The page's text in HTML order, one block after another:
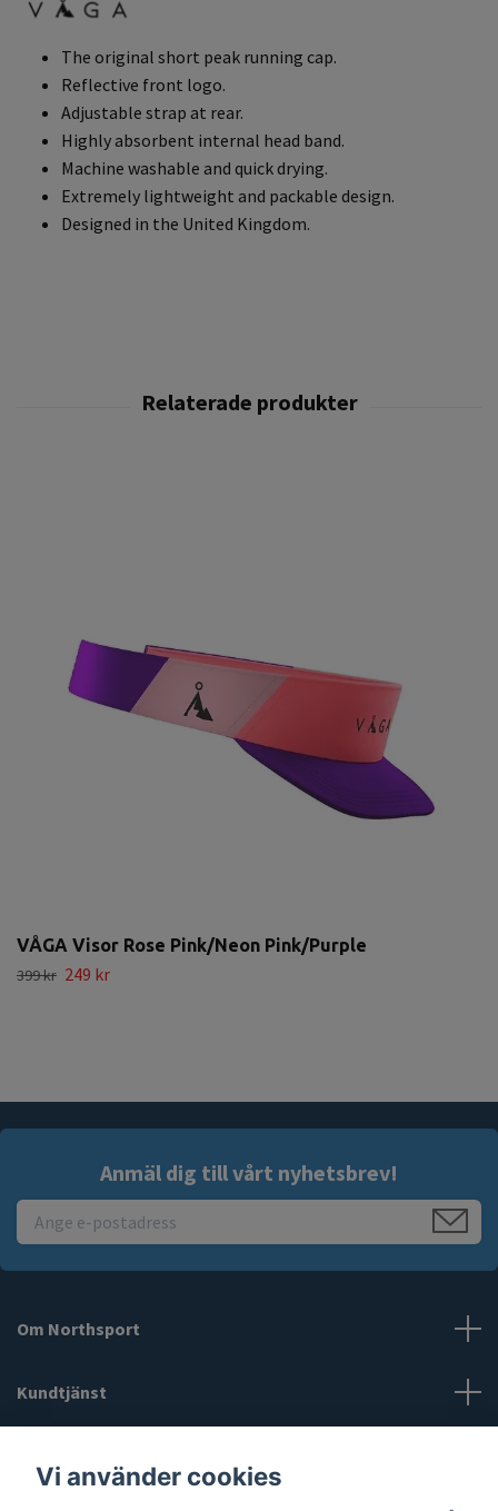
The original short peak running cap.
Reflective front logo.
Adjustable strap at rear.
Highly absorbent internal head band.
Machine washable and quick drying.
Extremely lightweight and packable design.
Designed in the United Kingdom.
VÅGA Visor Rose Pink/Neon Pink/Purple
399 kr 249 kr
Anmäl dig till vårt nyhetsbrev!
Om Northsport
Kundtjänst
Vi använder cookies